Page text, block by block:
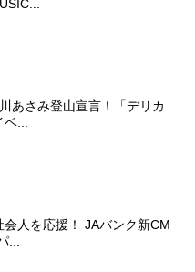
あさみ登山宣言！「デリカ
...
会人を応援！ JAバンク新CM
...